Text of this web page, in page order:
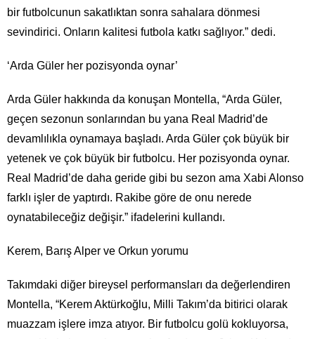
bir futbolcunun sakatlıktan sonra sahalara dönmesi
sevindirici. Onların kalitesi futbola katkı sağlıyor.” dedi.
‘Arda Güler her pozisyonda oynar’
Arda Güler hakkında da konuşan Montella, “Arda Güler,
geçen sezonun sonlarından bu yana Real Madrid’de
devamlılıkla oynamaya başladı. Arda Güler çok büyük bir
yetenek ve çok büyük bir futbolcu. Her pozisyonda oynar.
Real Madrid’de daha geride gibi bu sezon ama Xabi Alonso
farklı işler de yaptırdı. Rakibe göre de onu nerede
oynatabileceğiz değişir.” ifadelerini kullandı.
Kerem, Barış Alper ve Orkun yorumu
Takımdaki diğer bireysel performansları da değerlendiren
Montella, “Kerem Aktürkoğlu, Milli Takım’da bitirici olarak
muazzam işlere imza atıyor. Bir futbolcu golü kokluyorsa,